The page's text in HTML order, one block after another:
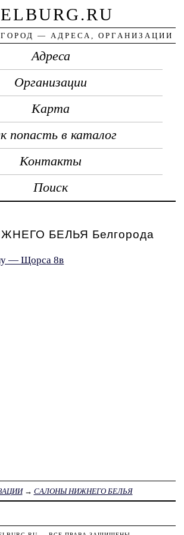
— АДРЕСА, ОРГАНИЗАЦИИ
Адреса
Организации
Карта
попасть в каталог
Контакты
Поиск
БЕЛЬЯ Белгорода
— Щорса 8в
→ САЛОНЫ НИЖНЕГО БЕЛЬЯ